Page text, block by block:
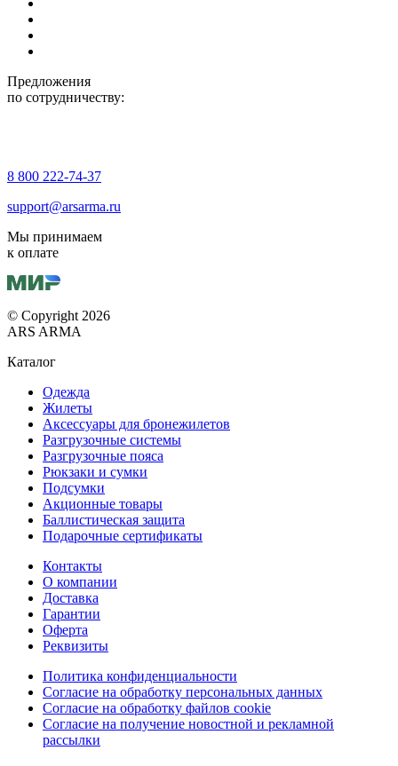
Предложения
по сотрудничеству:
8 800 222-74-37
support@arsarma.ru
Мы принимаем
к оплате
© Copyright 2026
ARS ARMA
Каталог
Одежда
Жилеты
Аксессуары для бронежилетов
Разгрузочные системы
Разгрузочные пояса
Рюкзаки и сумки
Подсумки
Акционные товары
Баллистическая защита
Подарочные сертификаты
Контакты
О компании
Доставка
Гарантии
Оферта
Реквизиты
Политика конфиденциальности
Согласие на обработку персональных данных
Согласие на обработку файлов cookie
Согласие на получение новостной и рекламной
рассылки